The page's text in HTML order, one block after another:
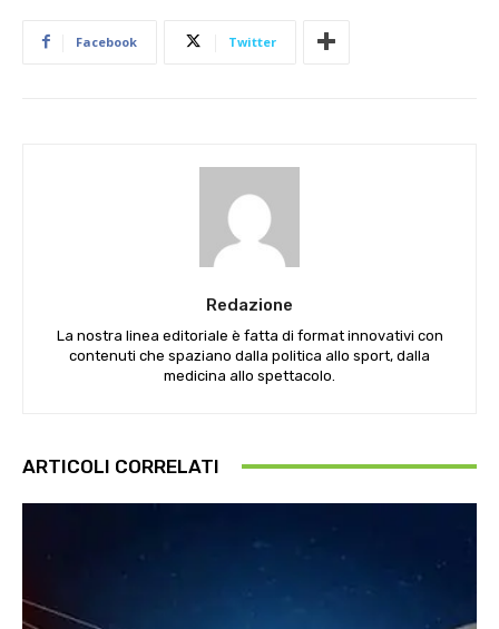
Facebook Twitter
Redazione
La nostra linea editoriale è fatta di format innovativi con
contenuti che spaziano dalla politica allo sport, dalla
medicina allo spettacolo.
ARTICOLI CORRELATI